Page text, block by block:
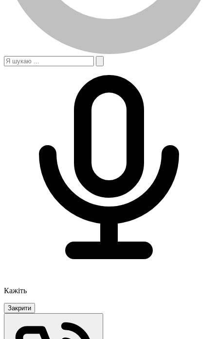
Кажіть
Закрити